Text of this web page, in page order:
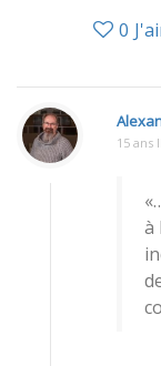
0
15 ans
à